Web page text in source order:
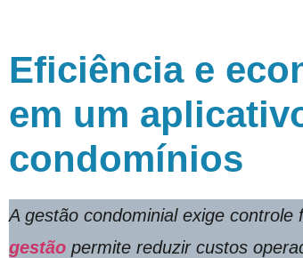
Eficiência e
em um
condomínios
A gestão condominial exige
gestão permite reduzir custos